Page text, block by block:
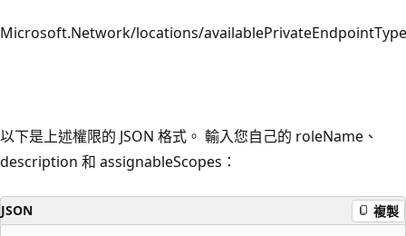
Microsoft.Network/locations/
以下是上述權限的 JSON 格式。 輸入您自己的 roleName、
description 和 assignableScopes：
JSON 複製